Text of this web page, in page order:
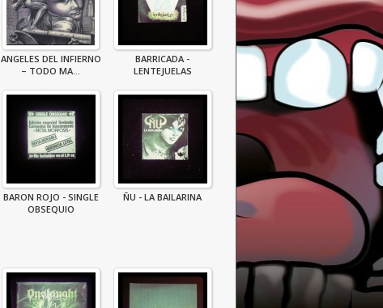
ANGELES DEL INFIERNO
– TODO MA...
BARRICADA -
LENTEJUELAS
BARON ROJO - SINGLE
OBSEQUIO
ÑU - LA BAILARINA